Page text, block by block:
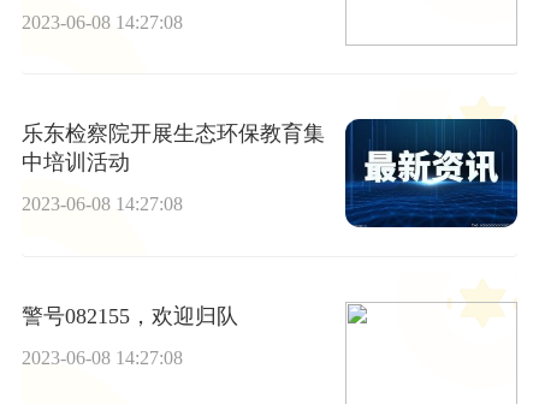
2023-06-08 14:27:08
乐东检察院开展生态环保教育集
中培训活动
2023-06-08 14:27:08
警号082155，欢迎归队
2023-06-08 14:27:08